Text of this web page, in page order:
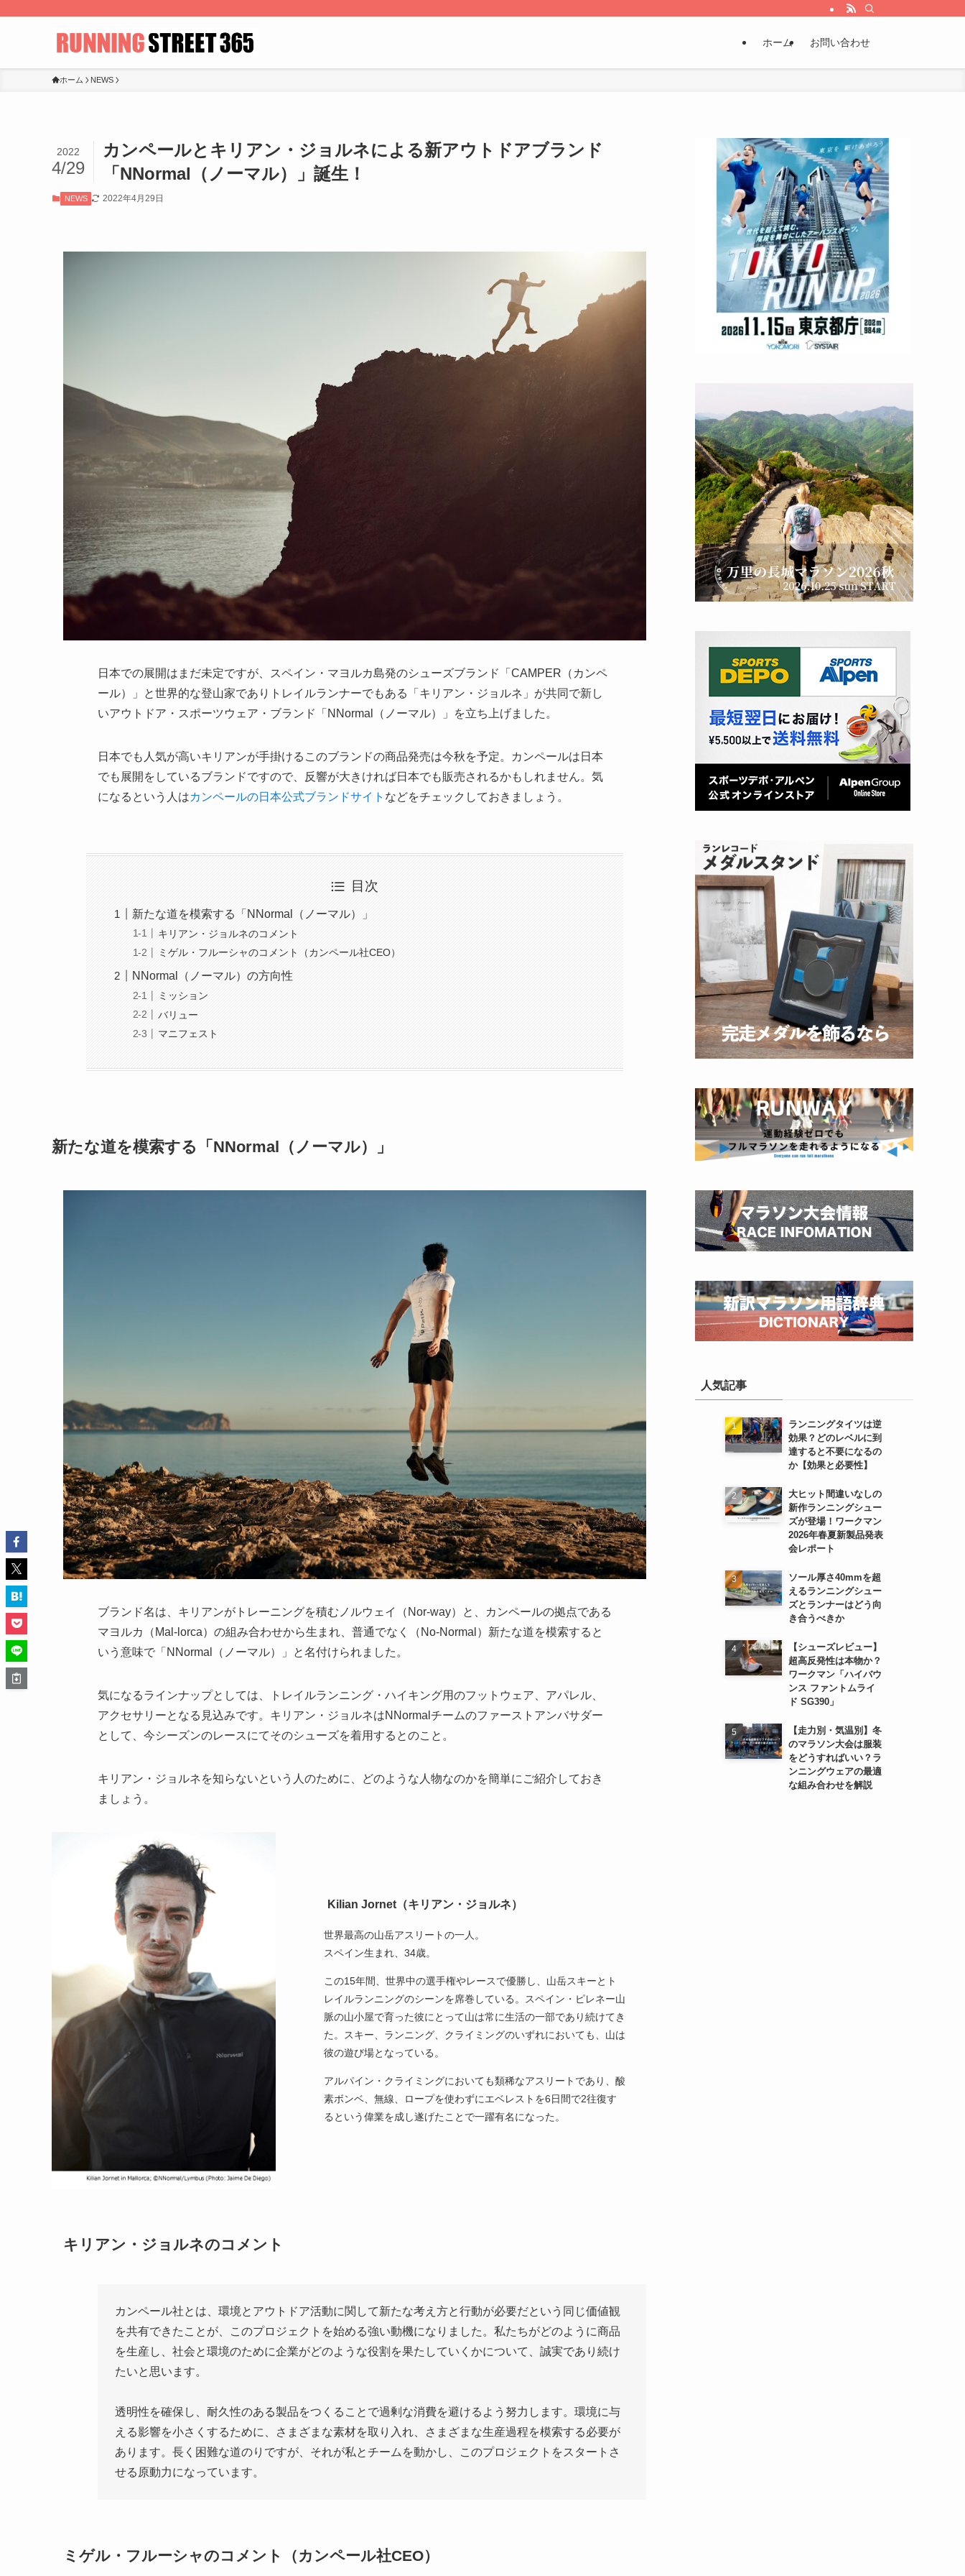
ホーム お問い合わせ
ホーム NEWS
カンペールとキリアン・ジョルネによる新アウトドアブランド
「NNormal（ノーマル）」誕生！
2022
4/29
NEWS 2022年4月29日
日本での展開はまだ未定ですが、スペイン・マヨルカ島発のシューズブランド「CAMPER（カンペ
ール）」と世界的な登山家でありトレイルランナーでもある「キリアン・ジョルネ」が共同で新し
いアウトドア・スポーツウェア・ブランド「NNormal（ノーマル）」を立ち上げました。
日本でも人気が高いキリアンが手掛けるこのブランドの商品発売は今秋を予定。カンペールは日本
でも展開をしているブランドですので、反響が大きければ日本でも販売されるかもしれません。気
になるという人はカンペールの日本公式ブランドサイト などをチェックしておきましょう。
目次
新たな道を模索する「NNormal（ノーマル）」
キリアン・ジョルネのコメント
ミゲル・フルーシャのコメント（カンペール社CEO）
NNormal（ノーマル）の方向性
ミッション
バリュー
マニフェスト
新たな道を模索する「NNormal（ノーマル）」
ブランド名は、キリアンがトレーニングを積むノルウェイ（Nor-way）と、カンペールの拠点である
マヨルカ（Mal-lorca）の組み合わせから生まれ、普通でなく（No-Normal）新たな道を模索すると
いう意味で「NNormal（ノーマル）」と名付けられました。
気になるラインナップとしては、トレイルランニング・ハイキング用のフットウェア、アパレル、
アクセサリーとなる見込みです。キリアン・ジョルネはNNormalチームのファーストアンバサダー
として、今シーズンのレースにてそのシューズを着用するとのこと。
キリアン・ジョルネを知らないという人のために、どのような人物なのかを簡単にご紹介しておき
ましょう。
Kilian Jornet（キリアン・ジョルネ）
世界最高の山岳アスリートの一人。
スペイン生まれ、34歳。
この15年間、世界中の選手権やレースで優勝し、山岳スキーとト
レイルランニングのシーンを席巻している。スペイン・ピレネー山
脈の山小屋で育った彼にとって山は常に生活の一部であり続けてき
た。スキー、ランニング、クライミングのいずれにおいても、山は
彼の遊び場となっている。
アルパイン・クライミングにおいても類稀なアスリートであり、酸
素ボンベ、無線、ロープを使わずにエベレストを6日間で2往復す
るという偉業を成し遂げたことで一躍有名になった。
キリアン・ジョルネのコメント
カンペール社とは、環境とアウトドア活動に関して新たな考え方と行動が必要だという同じ価値観
を共有できたことが、このプロジェクトを始める強い動機になりました。私たちがどのように商品
を生産し、社会と環境のために企業がどのような役割を果たしていくかについて、誠実であり続け
たいと思います。
透明性を確保し、耐久性のある製品をつくることで過剰な消費を避けるよう努力します。環境に与
える影響を小さくするために、さまざまな素材を取り入れ、さまざまな生産過程を模索する必要が
あります。長く困難な道のりですが、それが私とチームを動かし、このプロジェクトをスタートさ
せる原動力になっています。
ミゲル・フルーシャのコメント（カンペール社CEO）
人気記事
ランニングタイツは逆
効果？どのレベルに到
達すると不要になるの
か【効果と必要性】
大ヒット間違いなしの
新作ランニングシュー
ズが登場！ワークマン
2026年春夏新製品発表
会レポート
ソール厚さ40mmを超
えるランニングシュー
ズとランナーはどう向
き合うべきか
【シューズレビュー】
超高反発性は本物か？
ワークマン「ハイバウ
ンス ファントムライ
ド SG390」
【走力別・気温別】冬
のマラソン大会は服装
をどうすればいい？ラ
ンニングウェアの最適
な組み合わせを解説